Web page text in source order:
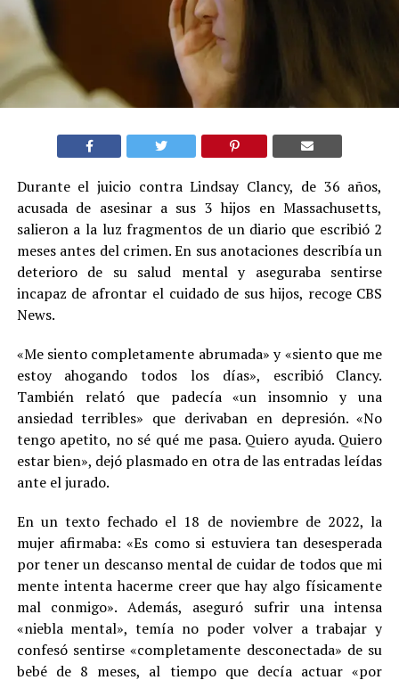
Durante el juicio contra Lindsay Clancy, de 36 años,
acusada de asesinar a sus 3 hijos en Massachusetts,
salieron a la luz fragmentos de un diario que escribió 2
meses antes del crimen. En sus anotaciones describía un
deterioro de su salud mental y aseguraba sentirse
incapaz de afrontar el cuidado de sus hijos, recoge CBS
News.
«Me siento completamente abrumada» y «siento que me
estoy ahogando todos los días», escribió Clancy.
También relató que padecía «un insomnio y una
ansiedad terribles» que derivaban en depresión. «No
tengo apetito, no sé qué me pasa. Quiero ayuda. Quiero
estar bien», dejó plasmado en otra de las entradas leídas
ante el jurado.
En un texto fechado el 18 de noviembre de 2022, la
mujer afirmaba: «Es como si estuviera tan desesperada
por tener un descanso mental de cuidar de todos que mi
mente intenta hacerme creer que hay algo físicamente
mal conmigo». Además, aseguró sufrir una intensa
«niebla mental», temía no poder volver a trabajar y
confesó sentirse «completamente desconectada» de su
bebé de 8 meses, al tiempo que decía actuar «por